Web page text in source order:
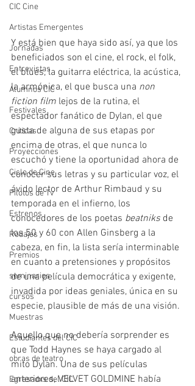
CIC Cine
Artistas Emergentes
Jornadas
Entrevistas
Alumnos CIC
Festivales
Críticas
Proyecciones
Ciclo de Cine
Pilotos de Tv
Estrenos
Rodajes
Premios
seminarios
cursos
Muestras
Estudiantes del CIC
obras de teatro
Egresadxs del CIC
Y está bien que haya sido así, ya que los
beneficiados son el cine, el rock, el folk,
el blues, la guitarra eléctrica, la acústica,
la armónica, el que busca una non
fiction film lejos de la rutina, el
espectador fanático de Dylan, el que
gusta de alguna de sus etapas por
encima de otras, el que nunca lo
escuchó y tiene la oportunidad ahora de
conocer sus letras y su particular voz, el
ávido lector de Arthur Rimbaud y su
temporada en el infierno, los
conocedores de los poetas beatniks de
los 50 y 60 con Allen Ginsberg a la
cabeza, en fin, la lista sería interminable
en cuanto a pretensiones y propósitos
de una película democrática y exigente,
invadida por ideas geniales, única en su
especie, plausible de más de una visión.
Aquello que no debería sorprender es
que Todd Haynes se haya cargado al
mito Dylan. Una de sus películas
anteriores, VELVET GOLDMINE había